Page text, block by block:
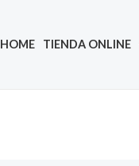
HOME TIENDA ONLINE